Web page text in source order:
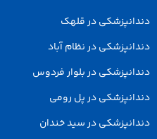
در قلهک
در نظام آباد
در بلوار فردوس
در پل رومی
در سید خندان